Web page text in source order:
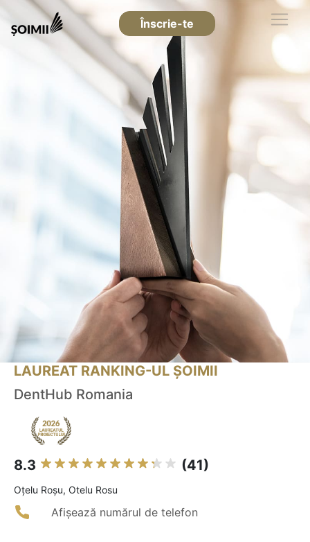
Înscrie-te
LAUREAT RANKING-UL ȘOIMII
DentHub Romania
8.3 (41)
Oţelu Roşu, Otelu Rosu
Afișează numărul de telefon